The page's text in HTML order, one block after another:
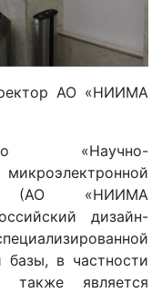
АО «НИИМА
«Научно-
(АО «НИИМА
дизайн-
базы, в частности
является